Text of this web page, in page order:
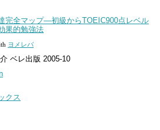
完全マップ―初級からTOEIC900点レベル
果的勉強法
ヨメレバ
ベレ出版 2005-10
クス